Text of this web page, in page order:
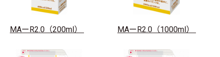
MAーR2.0（200ml） MAーR2.0（1000ml）